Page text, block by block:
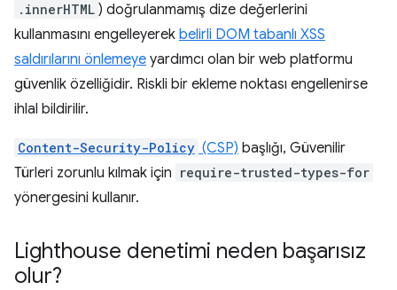
.innerHTML ) doğrulanmamış dize değerlerini
kullanmasını engelleyerek belirli DOM tabanlı XSS
saldırılarını önlemeye yardımcı olan bir web platformu
güvenlik özelliğidir. Riskli bir ekleme noktası engellenirse
ihlal bildirilir.
Content-Security-Policy (CSP) başlığı, Güvenilir
Türleri zorunlu kılmak için require-trusted-types-for
yönergesini kullanır.
Lighthouse denetimi neden başarısız
olur?